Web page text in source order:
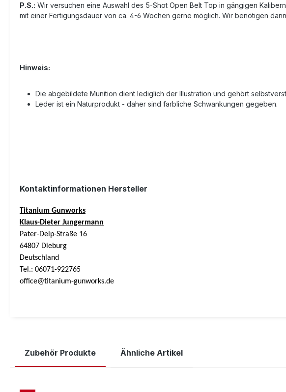
P.S.: Wir versuchen eine Auswahl des 5-Shot Open Belt Top in gängigen
mit einer Fertigungsdauer von ca. 4-6 Wochen gerne möglich. Wir benötigen
Hinweis:
Die abgebildete Munition dient lediglich der Illustration und gehört
Leder ist ein Naturprodukt - daher sind farbliche Schwankungen gegeben.
Kontaktinformationen Hersteller
Titanium Gunworks
Klaus-Dieter Jungermann
Pater-Delp-Straße 16
64807 Dieburg
Deutschland
Tel.: 06071-922765
office@titanium-gunworks.de
Zubehör Produkte Ähnliche Artikel